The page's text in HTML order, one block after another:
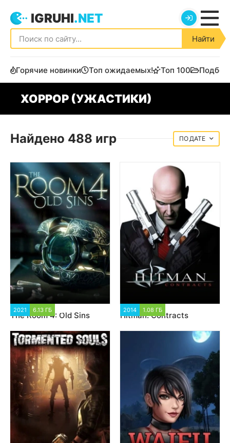
IGRUHI.NET
Найти
Горячие новинки Топ ожидаемых! Топ 100
ХОРРОР (УЖАСТИКИ)
Найдено 488 игр ДАТЕ
2021 6.13 ГБ
The Room 4: Old Sins
2014 1.08 ГБ
Hitman: Contracts